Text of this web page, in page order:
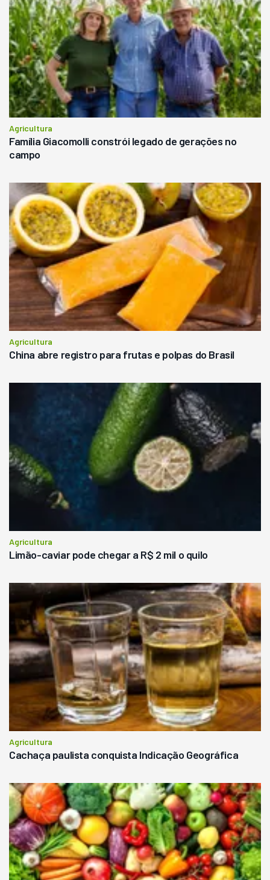
Agricultura
Família Giacomolli constrói legado de gerações no
campo
Agricultura
China abre registro para frutas e polpas do Brasil
Agricultura
Limão-caviar pode chegar a R$ 2 mil o quilo
Agricultura
Cachaça paulista conquista Indicação Geográfica